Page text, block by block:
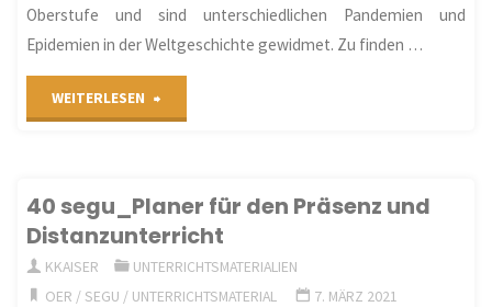
Oberstufe und sind unterschiedlichen Pandemien und
Epidemien in der Weltgeschichte gewidmet. Zu finden …
WEITERLESEN
Ohren“"
40 segu_Planer für den Präsenz und
Distanzunterricht
KKAISER
UNTERRICHTSMATERIALIEN
OER / SEGU / UNTERRICHTSMATERIAL 7. MÄRZ 2021